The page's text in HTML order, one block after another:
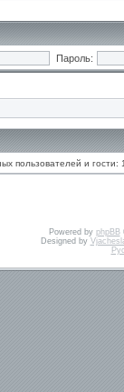
Пароль:
пользователей и гости:
Powered by phpBB
Designed by